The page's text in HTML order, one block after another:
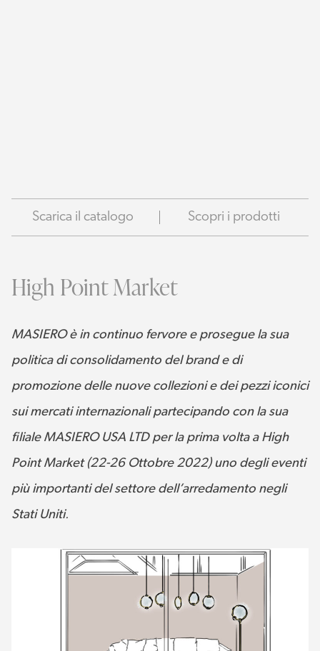
Scarica il catalogo Scopri i prodotti
High Point Market
MASIERO è in continuo fervore e prosegue la sua
politica di consolidamento del brand e di
promozione delle nuove collezioni e dei pezzi iconici
sui mercati internazionali partecipando con la sua
filiale MASIERO USA LTD per la prima volta a High
Point Market (22-26 Ottobre 2022) uno degli eventi
più importanti del settore dell’arredamento negli
Stati Uniti.